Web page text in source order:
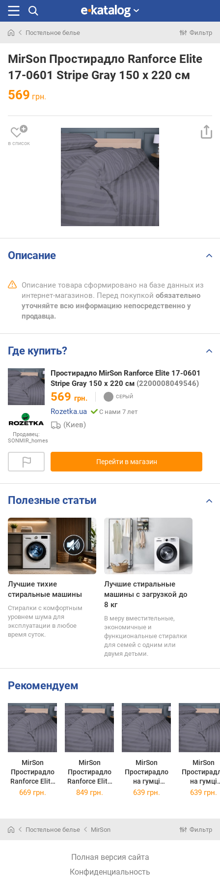
раньше
Постельное белье Фильтр
MirSon Простирадло Ranforce Elite
17-0601 Stripe Gray 150 х 220 см
569 грн.
в список
Описание
Описание товара сформировано на базе данных из
интернет-магазинов. Перед покупкой обязательно
уточняйте всю информацию непосредственно у
продавца.
Где купить?
Продавец:
SONMIR_homes
Простирадло MirSon Ranforce Elite 17-0601
Stripe Gray 150 х 220 см (2200008049546)
569 грн.
Rozetka.ua
С нами 7 лет
(Киев)
Перейти в магазин
Полезные статьи
Лучшие тихие
стиральные машины
Стиралки с комфортным
уровнем шума для
эксплуатации в любое
время суток.
Лучшие стиральные
машины с загрузкой до
8 кг
В меру вместительные,
экономичные и
функциональные стиралки
для семей с одним или
двумя детьми.
Рекомендуем
MirSon
Простирадло
Ranforce Elite
17-0601 Stripe
MirSon
Простирадло
Ranforce Elite
17-0601 Stripe
MirSon
Простирадло
на гумці
Ranforce Elite
MirSon
на гумці
Ranforce
669 грн. 849 грн. 639 грн. 639 грн.
Постельное белье MirSon Фильтр
Полная версия сайта
Конфиденциальность